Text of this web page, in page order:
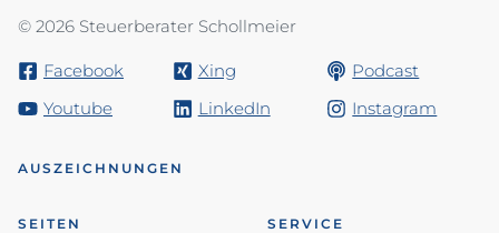
© 2026 Steuerberater Schollmeier
Facebook Xing
Podcast
Youtube
LinkedIn Instagram
AUSZEICHNUNGEN
SEITEN SERVICE